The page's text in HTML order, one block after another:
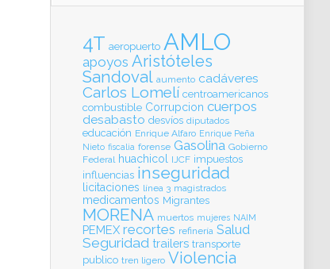
4T aeropuerto AMLO
apoyos Aristóteles
Sandoval aumento cadáveres
Carlos Lomelí centroamericanos
combustible Corrupcion cuerpos
desabasto desvíos diputados
educación Enrique Alfaro Enrique Peña
Nieto fiscalia forense Gasolina Gobierno
Federal huachicol IJCF impuestos
influencias inseguridad
licitaciones línea 3 magistrados
medicamentos Migrantes
MORENA muertos mujeres NAIM
PEMEX recortes refinería Salud
Seguridad trailers transporte
publico tren ligero Violencia